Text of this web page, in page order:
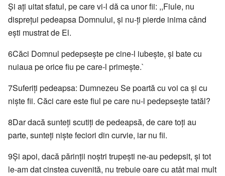
Şi aţi uitat sfatul, pe care vi-l dă ca unor fii: ,,Fiule, nu
dispreţui pedeapsa Domnului, şi nu-ţi pierde inima când
eşti mustrat de El.
6Căci Domnul pedepseşte pe cine-l iubeşte, şi bate cu
nuiaua pe orice fiu pe care-l primeşte.`
7Suferiţi pedeapsa: Dumnezeu Se poartă cu voi ca şi cu
nişte fii. Căci care este fiul pe care nu-l pedepseşte tatăl?
8Dar dacă sunteţi scutiţi de pedeapsă, de care toţi au
parte, sunteţi nişte feciori din curvie, iar nu fii.
9Şi apoi, dacă părinţii noştri trupeşti ne-au pedepsit, şi tot
le-am dat cinstea cuvenită, nu trebuie oare cu atât mai mult